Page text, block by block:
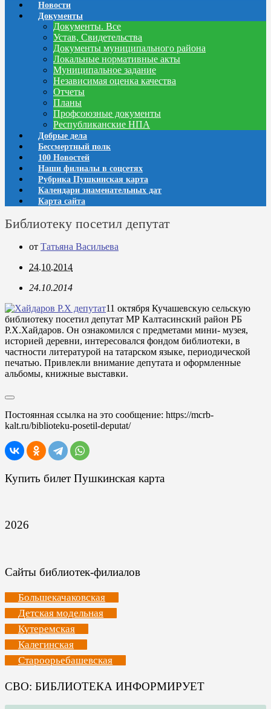
Новости
Документы
Документы. Все
Устав, Свидетельства
Документы муниципального района
Локальные нормативные акты
Муниципальное задание
Независимая оценка качества
Отчеты
Планы
Профсоюзные документы
Республиканские НПА
Добрые дела
Бессмертный полк
100 Новостей
Наши филиалы в соцсетях
Рубрика Пушкинская карта
Календари знаменательных дат
Карта сайта
Библиотеку посетил депутат
от Татьяна Васильева
24.10.2014
24.10.2014
11 октября Кучашевскую сельскую
библиотеку посетил депутат МР Калтасинский район РБ
Р.Х.Хайдаров. Он ознакомился с предметами мини- музея,
историей деревни, интересовался фондом библиотеки, в
частности литературой на татарском языке, периодической
печатью. Привлекли внимание депутата и оформленные
альбомы, книжные выставки.
Постоянная ссылка на это сообщение: https://mcrb-
kalt.ru/biblioteku-posetil-deputat/
Купить билет Пушкинская карта
2026
Сайты библиотек-филиалов
Большекачаковская
Детская модельная
Кутеремская
Калегинская
Староорьебашевская
СВО: БИБЛИОТЕКА ИНФОРМИРУЕТ